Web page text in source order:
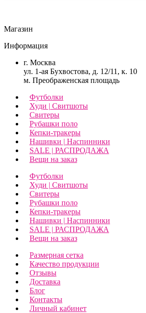
Магазин
Информация
г. Москва
ул. 1-ая Бухвостова, д. 12/11, к. 10
м. Преображенская площадь
Футболки
Худи | Свитшоты
Свитеры
Рубашки поло
Кепки-тракеры
Нашивки | Наспинники
SALE | РАСПРОДАЖА
Вещи на заказ
Футболки
Худи | Свитшоты
Свитеры
Рубашки поло
Кепки-тракеры
Нашивки | Наспинники
SALE | РАСПРОДАЖА
Вещи на заказ
Размерная сетка
Качество продукции
Отзывы
Доставка
Блог
Контакты
Личный кабинет